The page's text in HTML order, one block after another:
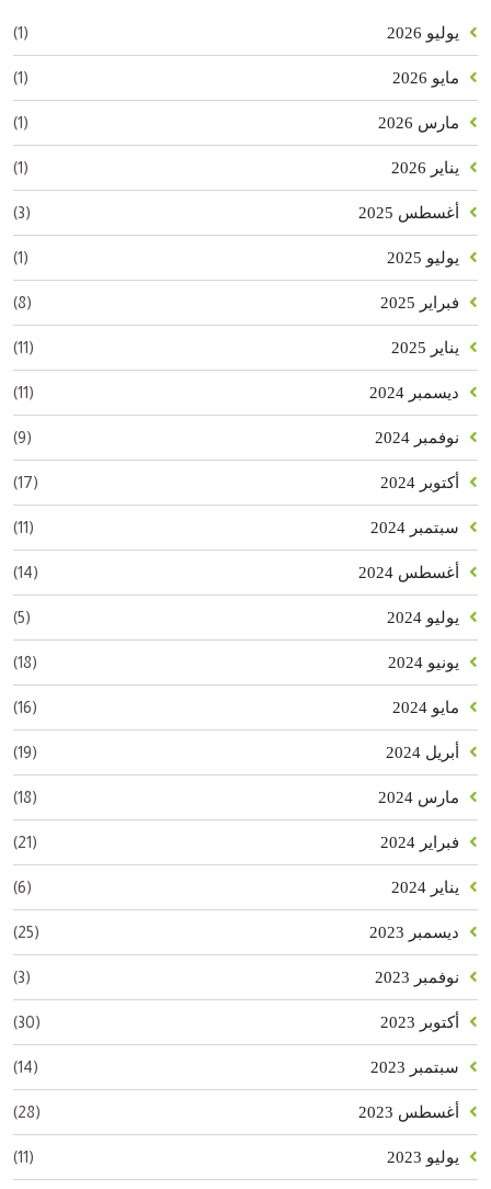
يوليو 2026 (1)
مايو 2026 (1)
مارس 2026 (1)
يناير 2026 (1)
أغسطس 2025 (3)
يوليو 2025 (1)
فبراير 2025 (8)
يناير 2025 (11)
ديسمبر 2024 (11)
نوفمبر 2024 (9)
أكتوبر 2024 (17)
سبتمبر 2024 (11)
أغسطس 2024 (14)
يوليو 2024 (5)
يونيو 2024 (18)
مايو 2024 (16)
أبريل 2024 (19)
مارس 2024 (18)
فبراير 2024 (21)
يناير 2024 (6)
ديسمبر 2023 (25)
نوفمبر 2023 (3)
أكتوبر 2023 (30)
سبتمبر 2023 (14)
أغسطس 2023 (28)
يوليو 2023 (11)